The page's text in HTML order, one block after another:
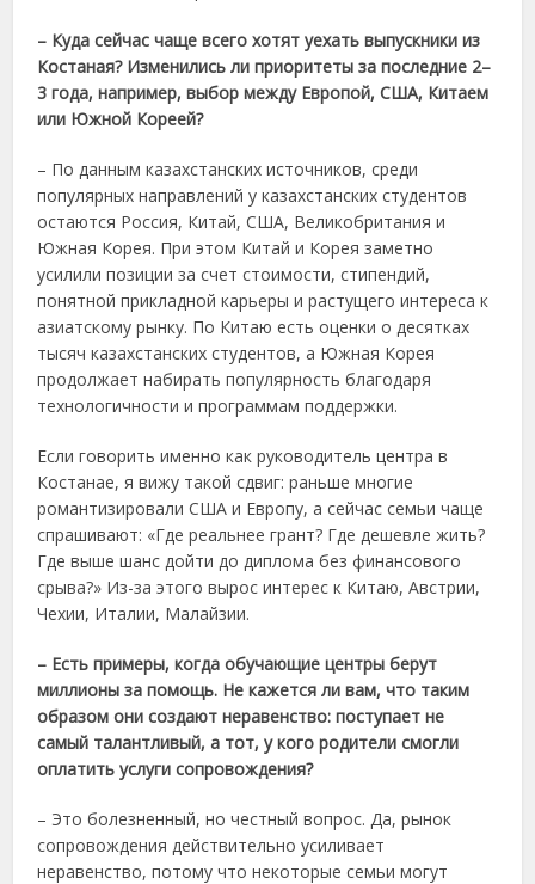
– Куда сейчас чаще всего хотят уехать выпускники из
Костаная? Изменились ли приоритеты за последние 2–
3 года, например, выбор между Европой, США, Китаем
или Южной Кореей?
– По данным казахстанских источников, среди
популярных направлений у казахстанских студентов
остаются Россия, Китай, США, Великобритания и
Южная Корея. При этом Китай и Корея заметно
усилили позиции за счет стоимости, стипендий,
понятной прикладной карьеры и растущего интереса к
азиатскому рынку. По Китаю есть оценки о десятках
тысяч казахстанских студентов, а Южная Корея
продолжает набирать популярность благодаря
технологичности и программам поддержки.
Если говорить именно как руководитель центра в
Костанае, я вижу такой сдвиг: раньше многие
романтизировали США и Европу, а сейчас семьи чаще
спрашивают: «Где реальнее грант? Где дешевле жить?
Где выше шанс дойти до диплома без финансового
срыва?» Из-за этого вырос интерес к Китаю, Австрии,
Чехии, Италии, Малайзии.
– Есть примеры, когда обучающие центры берут
миллионы за помощь. Не кажется ли вам, что таким
образом они создают неравенство: поступает не
самый талантливый, а тот, у кого родители смогли
оплатить услуги сопровождения?
– Это болезненный, но честный вопрос. Да, рынок
сопровождения действительно усиливает
неравенство, потому что некоторые семьи могут